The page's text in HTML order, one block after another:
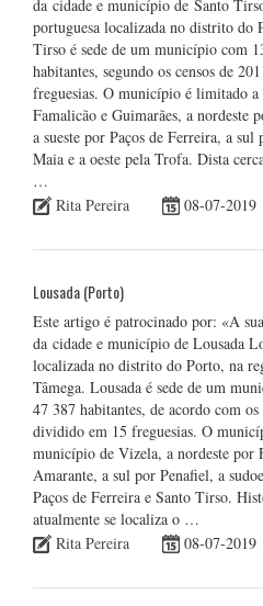
da cidade e município de Santo
portuguesa localizada no distrito do
Tirso é sede de um município com
habitantes, segundo os censos de
freguesias. O município é limitado
Famalicão e Guimarães, a nordeste
a sueste por Paços de Ferreira, a
Maia e a oeste pela Trofa. Dista
…
Rita Pereira
08-07-2019
Lousada (Porto)
Este artigo é patrocinado por: «A
da cidade e município de Lousada
localizada no distrito do Porto, na
Tâmega. Lousada é sede de um
47 387 habitantes, de acordo com os
dividido em 15 freguesias. O
município de Vizela, a nordeste por
Amarante, a sul por Penafiel, a
Paços de Ferreira e Santo Tirso.
atualmente se localiza o …
Rita Pereira
08-07-2019